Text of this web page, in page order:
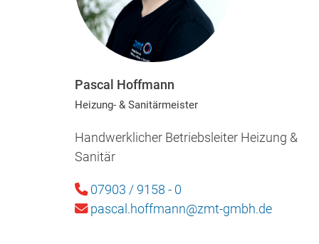
Pascal Hoffmann
Heizung- & Sanitärmeister
Handwerklicher Betriebsleiter Heizung &
Sanitär
07903 / 9158 - 0
pascal.hoffmann@zmt-gmbh.de